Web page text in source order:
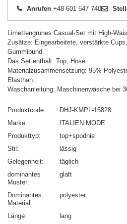
Anrufen +48 601 547 740
Limettengrünes Casual-Set mit High-
Zusätze: Eingearbeitete, verstärkte Cups,
Gummibund.
Das Set enthält: Top, Hose.
Materialzusammensetzung: 95%
Elasthan.
Waschanleitung: Maschinenwäsche bei
Produktcode
DHJ-KMPL-15828
Marke
ITALIEN MODE
Produkttyp
top+spodnie
Stil
lässig
Gelegenheit
täglich
dominantes
Muster
glatt
Dominantes
Material
polyester
Länge
lang